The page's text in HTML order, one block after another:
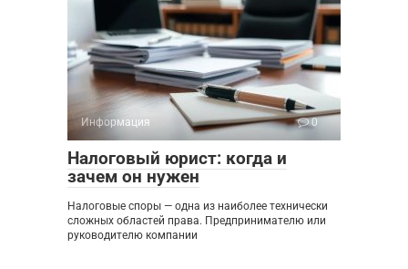
Информация 0
Налоговый юрист: когда и
зачем он нужен
Налоговые споры — одна из наиболее технически
сложных областей права. Предпринимателю или
руководителю компании